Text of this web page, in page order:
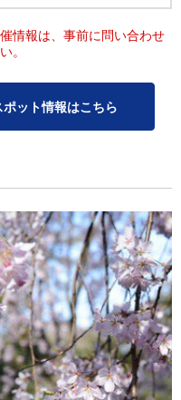
情報は、事前に問い合わせ
。
ット情報はこちら